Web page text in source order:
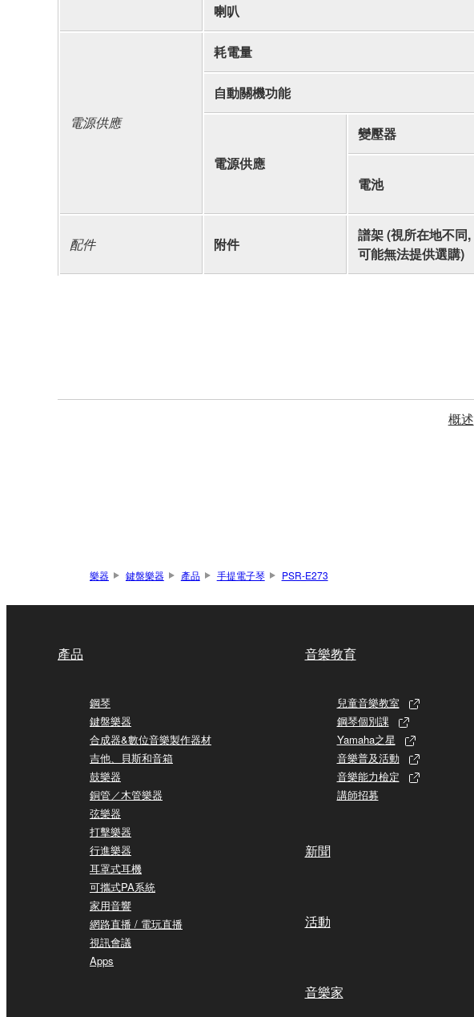
喇叭
電源供應
耗電量
自動關機功能
電源供應
變壓器
電池
配件 附件
譜架 (視所在地不同,
可能無法提供選購)
概述
樂器 鍵盤樂器 產品 手提電子琴 PSR-E273
產品
鋼琴
鍵盤樂器
合成器&數位音樂製作器材
吉他、貝斯和音箱
鼓樂器
銅管／木管樂器
弦樂器
打擊樂器
行進樂器
耳罩式耳機
可攜式PA系統
家用音響
網路直播 / 電玩直播
視訊會議
Apps
音樂教育
兒童音樂教室
鋼琴個別課
Yamaha之星
音樂普及活動
音樂能力檢定
講師招募
新聞
活動
音樂家